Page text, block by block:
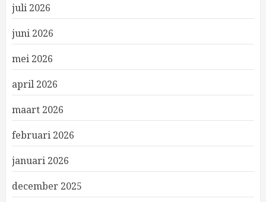
juli 2026
juni 2026
mei 2026
april 2026
maart 2026
februari 2026
januari 2026
december 2025